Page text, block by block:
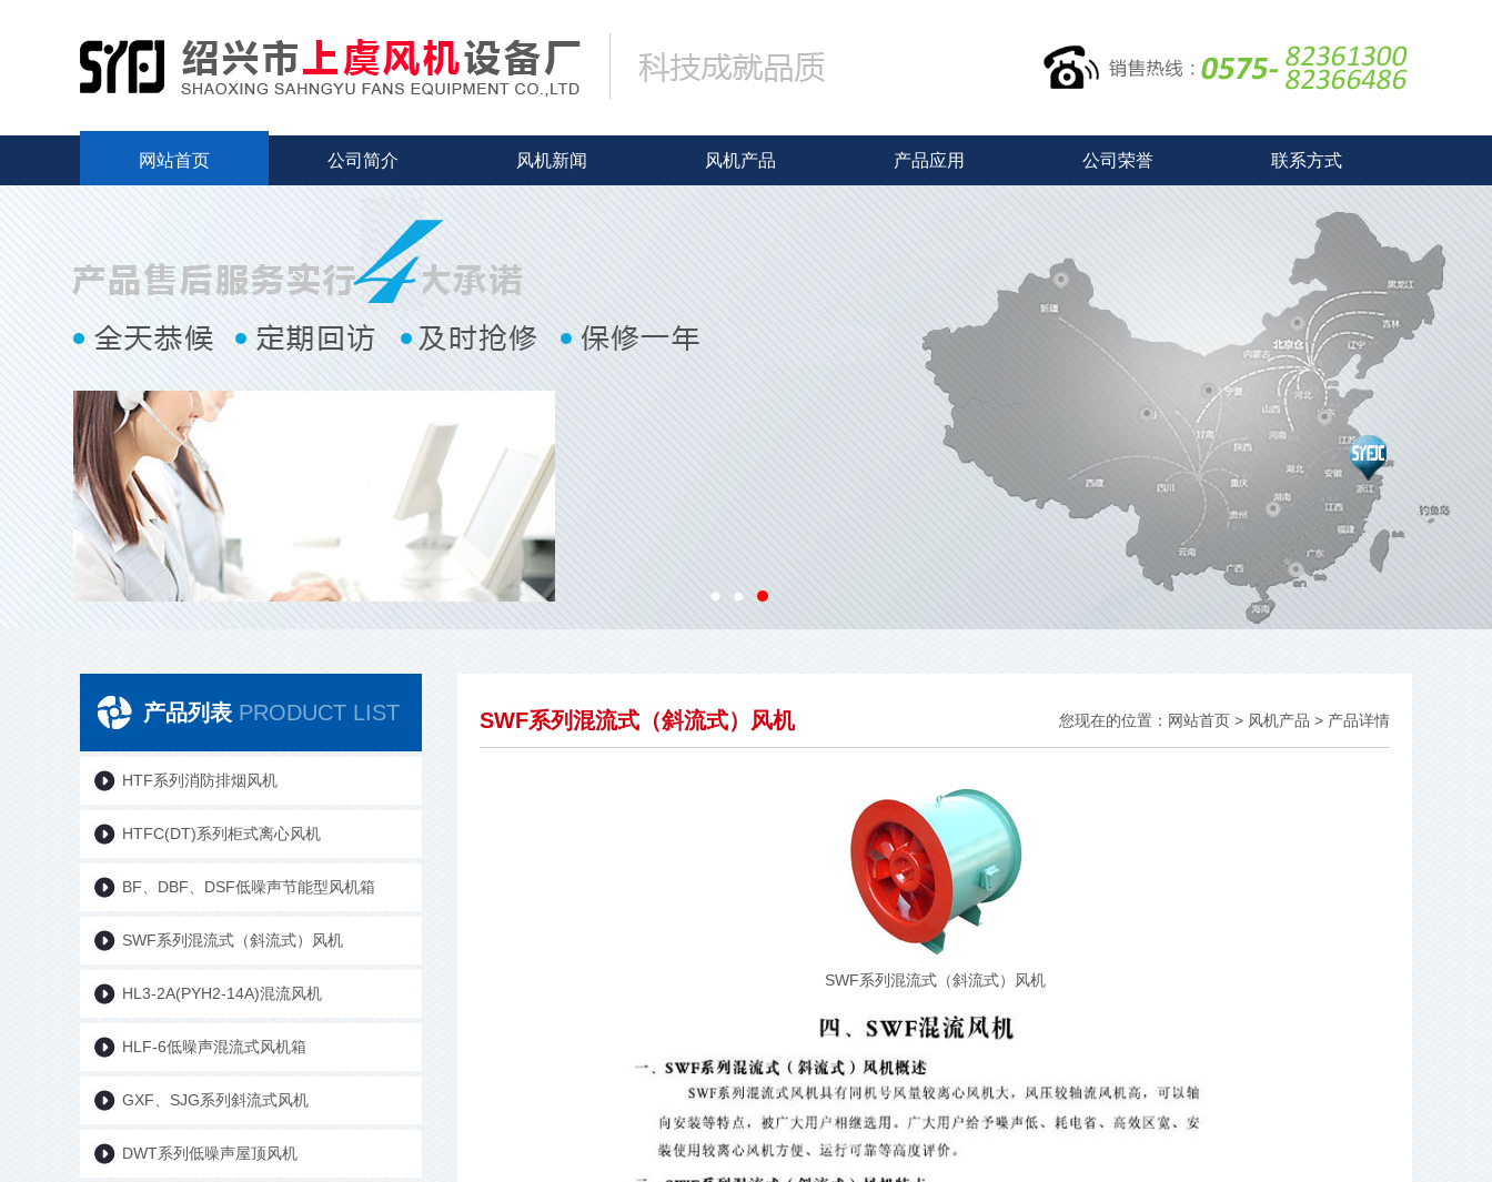
网站首页 公司简介 风机新闻 风机产品 产品应用 公司荣誉 联系方式
产品列表 PRODUCT LIST
HTF系列消防排烟风机
HTFC(DT)系列柜式离心风机
BF、DBF、DSF低噪声节能型风机箱
SWF系列混流式（斜流式）风机
HL3-2A(PYH2-14A)混流风机
HLF-6低噪声混流式风机箱
GXF、SJG系列斜流式风机
DWT系列低噪声屋顶风机
SWF系列混流式（斜流式）风机 您现在的位置： 网站首页 > 风机产品 > 产品详情
SWF系列混流式（斜流式）风机